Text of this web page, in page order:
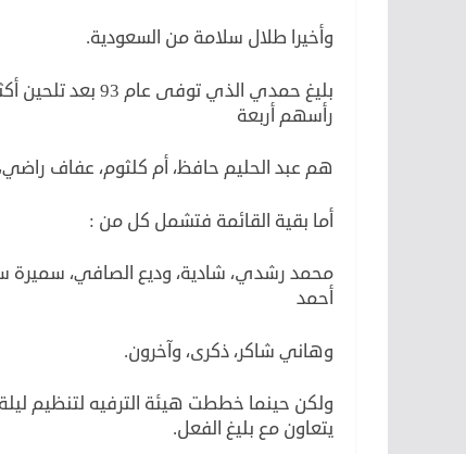
وأخيرا طلال سلامة من السعودية.
رأسهم أربعة
هم عبد الحليم حافظ، أم كلثوم، عفاف
أما بقية القائمة فتشمل كل من :
محمد رشدي، شادية، وديع الصافي، سميرة
أحمد
وهاني شاكر، ذكرى، وآخرون.
ولكن حينما خططت هيئة الترفيه لتنظيم
يتعاون مع بليغ الفعل.